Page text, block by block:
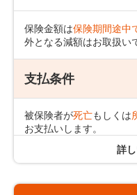
保険金額は保険期間途中
外となる減額はお取扱い
支払条件
被保険者が死亡もしくは
お支払いします。
病気でも事故でも災害で
す。
高度障害状態とは
詳